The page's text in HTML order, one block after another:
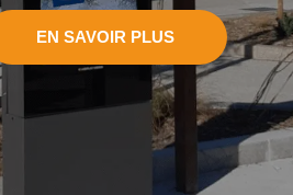
EN SAVOIR PLUS